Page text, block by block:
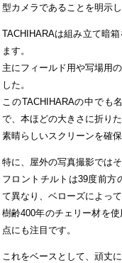
型カメラであることを明示
TACHIHARAは組み立て暗
ます。
主にフィールド用や写場用
した。
このTACHIHARAの中でも
で、本ほどの大きさに折り
素晴らしいスクリーンを確保
特に、屋外の写真撮影では
フロントチルトは39度前方
て異なり、ベローズによっ
樹齢400年のチェリー材を
点にも注目です。
これをベースとして、頑丈